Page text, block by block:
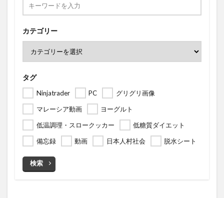
カテゴリー
タグ
Ninjatrader PC
グリグリ画像
マレーシア動画
ヨーグルト
低温調理・スロークッカー
低糖質ダイエット
備忘録
動画 日本人村社会 脱水シート
検索